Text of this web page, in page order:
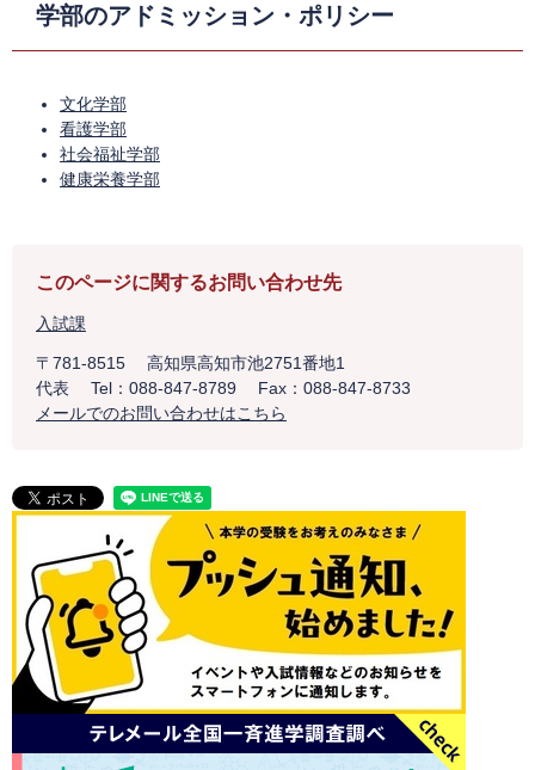
学部のアドミッション・ポリシー
文化学部
看護学部
社会福祉学部
健康栄養学部
このページに関するお問い合わせ先
入試課
〒781-8515
高知県高知市池2751番地1
代表
Tel：088-847-8789
Fax：088-847-8733
メールでのお問い合わせはこちら